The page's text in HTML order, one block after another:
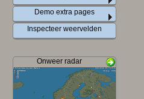
Demo extra pages
Inspecteer weervelden
Onweer radar